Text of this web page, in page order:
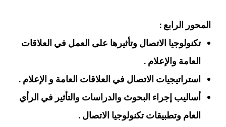
المحور الرابع :
تكنولوجيا الاتصال وتأثيرها على العمل في العلاقات
العامة والإعلام .
استراتيجيات الاتصال في العلاقات العامة و الإعلام .
أساليب إجراء البحوث والدراسات والتأثير في الرأي
العام وتطبيقات تكنولوجيا الاتصال .